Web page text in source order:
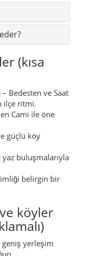
(kısa
ilçe ritmi.
buluşmalarıyla
belirgin bir